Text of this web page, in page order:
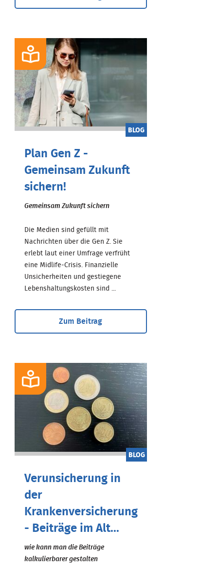
BLOG
Plan Gen Z -
Gemeinsam Zukunft
sichern!
Gemeinsam Zukunft sichern
Die Medien sind gefüllt mit
Nachrichten über die Gen Z. Sie
erlebt laut einer Umfrage verfrüht
eine Midlife-Crisis. Finanzielle
Unsicherheiten und gestiegene
Lebenshaltungskosten sind ...
Zum Beitrag
BLOG
Verunsicherung in
der
Krankenversicherung
- Beiträge im Alt...
wie kann man die Beiträge
kalkulierbarer gestalten